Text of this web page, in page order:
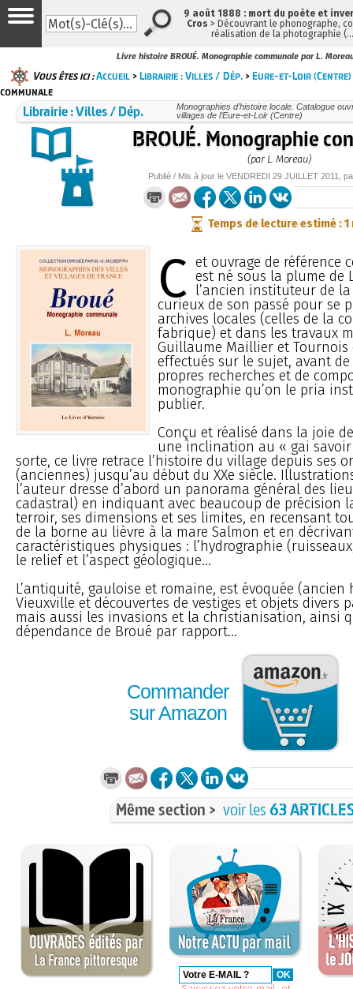
Livre histoire BROUÉ. Monographie communale par L.
Vous êtes ici :Accueil >Librairie : Villes / Dép. >Eure-et-Loir (Centre)
communale
Librairie : Villes / Dép.
Monographies d’histoire locale. Catalogue
villages de l’Eure-et-Loir (Centre)
BROUÉ. Monographie
(par L. Moreau)
Publié / Mis à jour leVENDREDI 29 JUILLET 2011 ,
Temps de lecture estimé : 1
C et ouvrage de référence
est né sous la plume de
l’ancien instituteur de
curieux de son passé pour se
archives locales (celles de la
fabrique) et dans les travaux
Guillaume Maillier et Tournois
effectués sur le sujet, avant de
propres recherches et de
monographie qu’on le pria
publier.
Conçu et réalisé dans la joie
une inclination au « gai
sorte, ce livre retrace l’histoire du village depuis ses
(anciennes) jusqu’au début du XXe siècle.
l’auteur dresse d’abord un panorama général des
cadastral) en indiquant avec beaucoup de précision
terroir, ses dimensions et ses limites, en recensant
de la borne au lièvre à la mare Salmon et en
caractéristiques physiques : l’hydrographie
le relief et l’aspect géologique...
L’antiquité, gauloise et romaine, est évoquée (ancien
Vieuxville et découvertes de vestiges et objets divers
mais aussi les invasions et la christianisation, ainsi
dépendance de Broué par rapport...
Commander
sur Amazon
Même section > voir les63
9 août 1888 : mort du poète et
Cros > Découvrant le phonographe,
réalisation de la photographie